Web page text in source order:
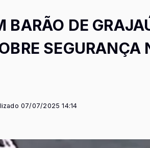
BARÃO DE
SEGURANÇA
07/07/2025 14:14